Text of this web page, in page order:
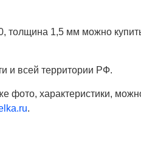
толщина 1,5 мм можно
и всей территории РФ.
фото, характеристики,
.